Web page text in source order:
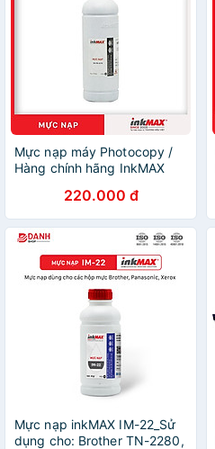
Mực nạp máy Photocopy /
Hàng chính hãng InkMAX
các dòng máy Photocopy
Kyocera Mita: TK-675 / 678 /
679: KM 2540, 2560, 3040,
3060, 300i, TK-715 / 717 /
220.000 đ
Mực nạp inkMAX IM-22_Sử
dụng cho: Brother TN-2280,